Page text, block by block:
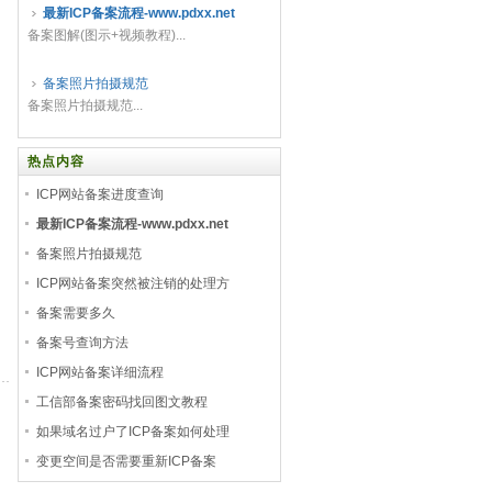
最新ICP备案流程-www.pdxx.net
备案图解(图示+视频教程)...
备案照片拍摄规范
备案照片拍摄规范...
热点内容
ICP网站备案进度查询
最新ICP备案流程-www.pdxx.net
备案照片拍摄规范
ICP网站备案突然被注销的处理方
备案需要多久
备案号查询方法
ICP网站备案详细流程
工信部备案密码找回图文教程
如果域名过户了ICP备案如何处理
变更空间是否需要重新ICP备案